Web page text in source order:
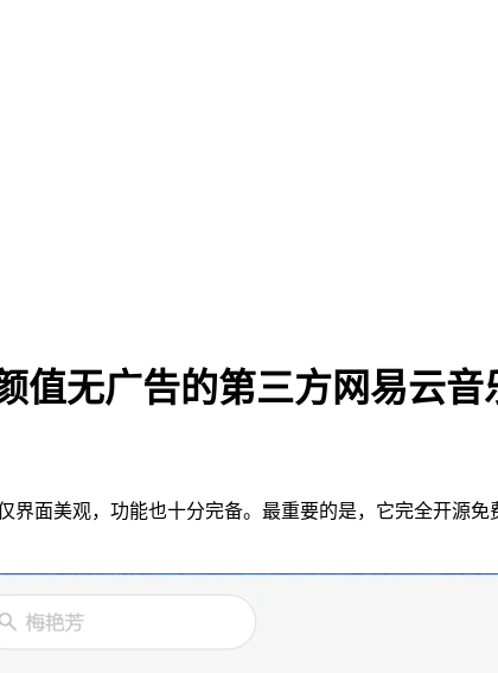
值无广告的第三方网易云
界面美观，功能也十分完备。最重要的是，它完全开源